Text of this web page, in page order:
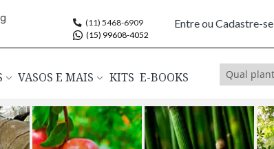
(11) 5468-6909
(15) 99608-4052
Entre ou Cadastre-se
VASOS E MAIS KITS E-BOOKS